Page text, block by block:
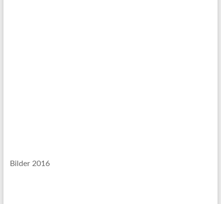
Bilder 2016